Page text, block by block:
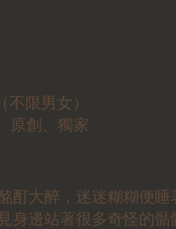
不限男女）
原創、獨家
酊大醉，迷迷糊糊便睡
身邊站著很多奇怪的骷